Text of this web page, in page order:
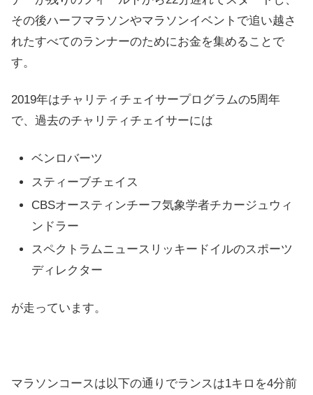
その後ハーフマラソンやマラソンイベントで追い越さ
れたすべてのランナーのためにお金を集めることで
す。
2019年はチャリティチェイサープログラムの5周年
で、過去のチャリティチェイサーには
ベンロバーツ
スティーブチェイス
CBSオースティンチーフ気象学者チカージュウィ
ンドラー
スペクトラムニュースリッキードイルのスポーツ
ディレクター
が走っています。
マラソンコースは以下の通りでランスは1キロを4分前